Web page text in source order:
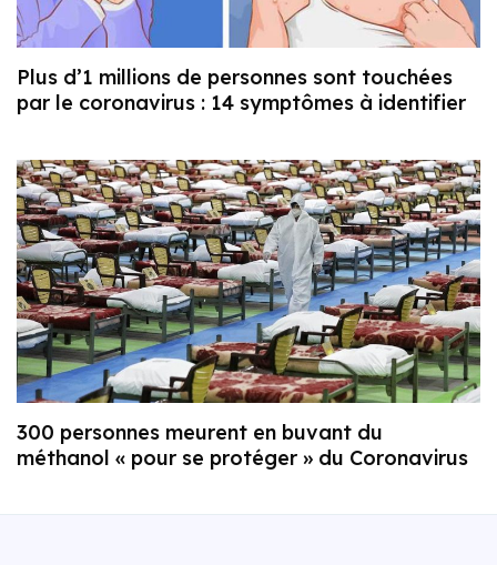
Plus d’1 millions de personnes sont touchées
par le coronavirus : 14 symptômes à identifier
300 personnes meurent en buvant du
méthanol « pour se protéger » du Coronavirus